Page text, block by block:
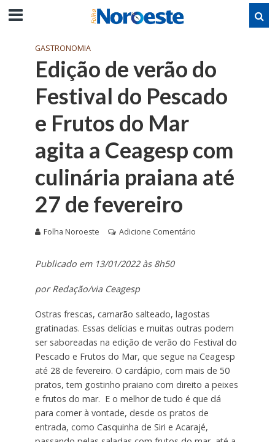
GASTRONOMIA
Edição de verão do
Festival do Pescado
e Frutos do Mar
agita a Ceagesp com
culinária praiana até
27 de fevereiro
Folha Noroeste Adicione Comentário
Publicado em 13/01/2022 às 8h50
por Redação/via Ceagesp
Ostras frescas, camarão salteado, lagostas
gratinadas. Essas delícias e muitas outras podem
ser saboreadas na edição de verão do Festival do
Pescado e Frutos do Mar, que segue na Ceagesp
até 28 de fevereiro. O cardápio, com mais de 50
pratos, tem gostinho praiano com direito a peixes
e frutos do mar. E o melhor de tudo é que dá
para comer à vontade, desde os pratos de
entrada, como Casquinha de Siri e Acarajé,